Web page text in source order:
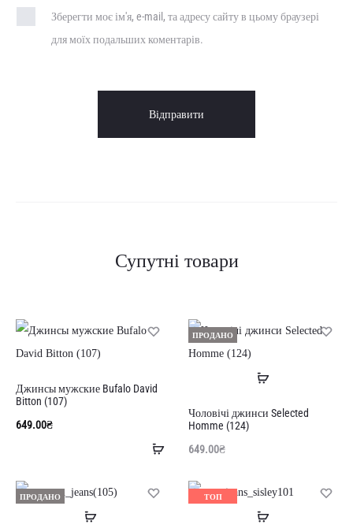
Зберегти моє ім'я, e-mail, та адресу сайту в цьому браузері
для моїх подальших коментарів.
Супутні товари
Додати
Джинсы мужские Bufalo David
Bitton (107)
649.00₴
ПРОДАНО
Читати
Чоловічі джинси Selected
Homme (124)
649.00₴
ПРОДАНО
Читати
ТОП
Читати